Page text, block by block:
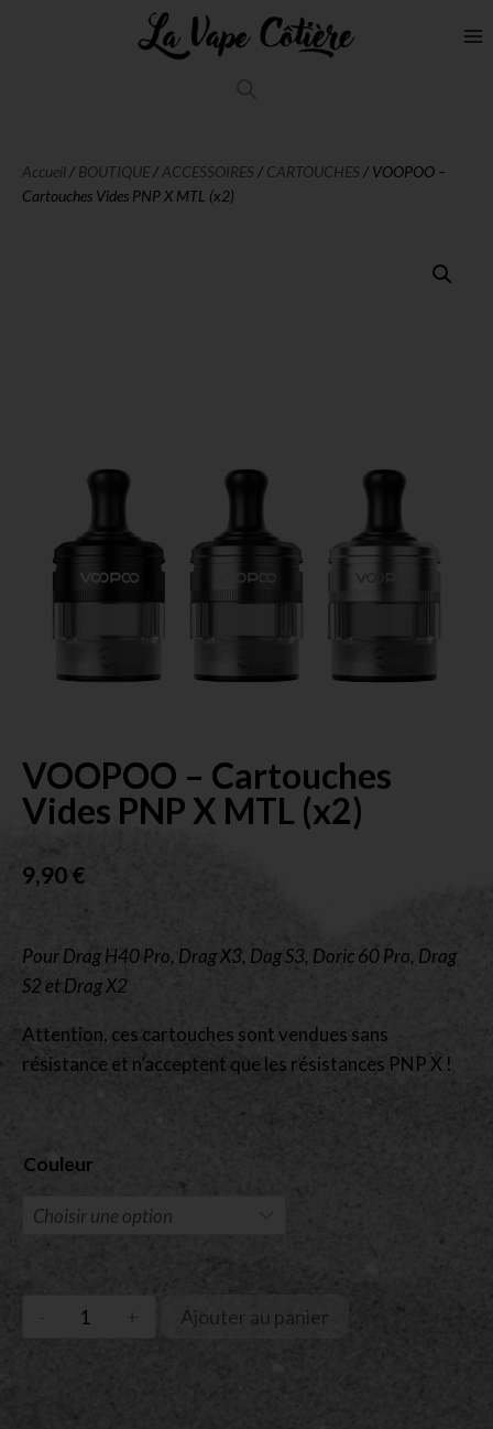
Accueil/ BOUTIQUE/ACCESSOIRES / CARTOUCHES / VOOPOO –
Cartouches Vides PNP X MTL (x2)
VOOPOO – Cartouches
Vides PNP X MTL (x2)
9,90€
Pour Drag H40 Pro, Drag X3, Dag S3, Doric 60 Pro, Drag
S2 et Drag X2
Attention, ces cartouches sont vendues sans
résistance et n’acceptent que les résistances PNP X !
Couleur
Ajouter au panier